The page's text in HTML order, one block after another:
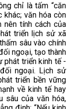
chỉ là tấm “căn
khác; văn hóa còn
nên tính cách của
triển lịch sử xã
sâu vào chính
ngoại, tạo thành
triển kinh tế -
ngoại. Lịch sử
triển bền vững
về kinh tế hay
sâu của văn hóa,